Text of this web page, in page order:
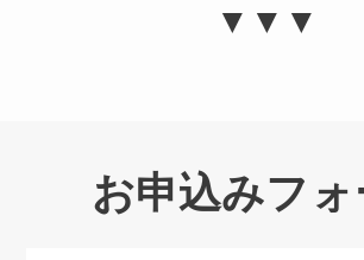
▼▼▼
お申込みフォ